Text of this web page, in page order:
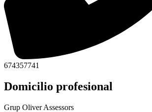
674357741
Domicilio profesional
Grup Oliver Assessors